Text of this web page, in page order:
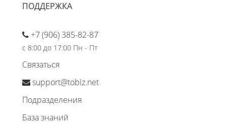
ПОДДЕРЖКА
+7 (906) 385-82-87
с 8:00 до 17:00 Пн - Пт
Связаться
support@tobiz.net
Подразделения
База знаний